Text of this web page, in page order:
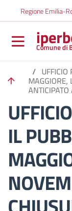
Regione Emilia-
Comune di
/
MAGGIORE,
IL